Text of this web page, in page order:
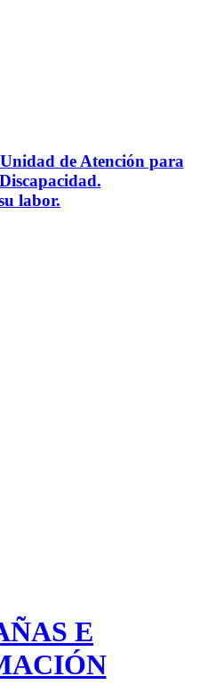
de Atención para
labor.
E